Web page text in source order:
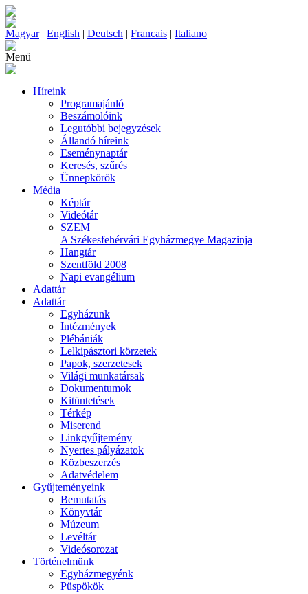
Magyar| English | Deutsch | Francais | Italiano
Menü
Híreink
Programajánló
Beszámolóink
Legutóbbi bejegyzések
Állandó híreink
Eseménynaptár
Keresés, szűrés
Ünnepkörök
Média
Képtár
Videótár
SZEM
A Székesfehérvári Egyházmegye Magazinja
Hangtár
Szentföld 2008
Napi evangélium
Adattár
Adattár
Egyházunk
Intézmények
Plébániák
Lelkipásztori körzetek
Papok, szerzetesek
Világi munkatársak
Dokumentumok
Kitüntetések
Térkép
Miserend
Linkgyűjtemény
Nyertes pályázatok
Közbeszerzés
Adatvédelem
Gyűjteményeink
Bemutatás
Könyvtár
Múzeum
Levéltár
Videósorozat
Történelmünk
Egyházmegyénk
Püspökök